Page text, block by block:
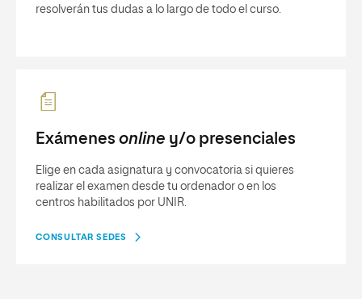
resolverán tus dudas a lo largo de todo el curso.
Exámenes online y/o presenciales
Elige en cada asignatura y convocatoria si quieres
realizar el examen desde tu ordenador o en los
centros habilitados por UNIR.
CONSULTAR SEDES